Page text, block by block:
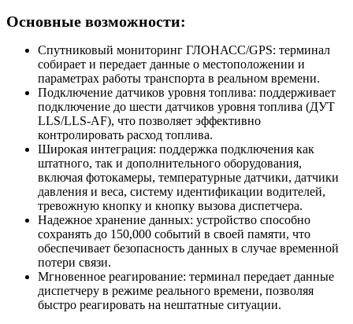
Основные возможности:
Спутниковый мониторинг ГЛОНАСС/GPS: терминал
собирает и передает данные о местоположении и
параметрах работы транспорта в реальном времени.
Подключение датчиков уровня топлива: поддерживает
подключение до шести датчиков уровня топлива (ДУТ
LLS/LLS-AF), что позволяет эффективно
контролировать расход топлива.
Широкая интеграция: поддержка подключения как
штатного, так и дополнительного оборудования,
включая фотокамеры, температурные датчики, датчики
давления и веса, систему идентификации водителей,
тревожную кнопку и кнопку вызова диспетчера.
Надежное хранение данных: устройство способно
сохранять до 150,000 событий в своей памяти, что
обеспечивает безопасность данных в случае временной
потери связи.
Мгновенное реагирование: терминал передает данные
диспетчеру в режиме реального времени, позволяя
быстро реагировать на нештатные ситуации.